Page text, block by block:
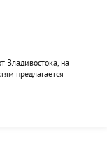
Владивостока, на
предлагается
для 2
с туалетом и
чайник, чайный